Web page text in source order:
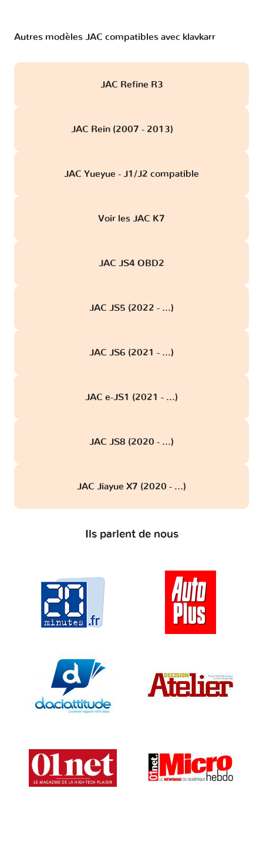
Autres modèles JAC compatibles avec klavkarr
JAC Refine R3
JAC Rein (2007 - 2013)
JAC Yueyue - J1/J2 compatible
Voir les JAC K7
JAC JS4 OBD2
JAC JS5 (2022 - ...)
JAC JS6 (2021 - ...)
JAC e-JS1 (2021 - ...)
JAC JS8 (2020 - ...)
JAC Jiayue X7 (2020 - ...)
Ils parlent de nous